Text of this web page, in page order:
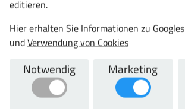
1850 mm
Gesamttiefe:
500 mm
Zylinderschloss
Sockelhöhe:
editieren.
Hier erhalten Sie Informationen zu Googles
undVerwendung von Cookies
Notwendig Marketing